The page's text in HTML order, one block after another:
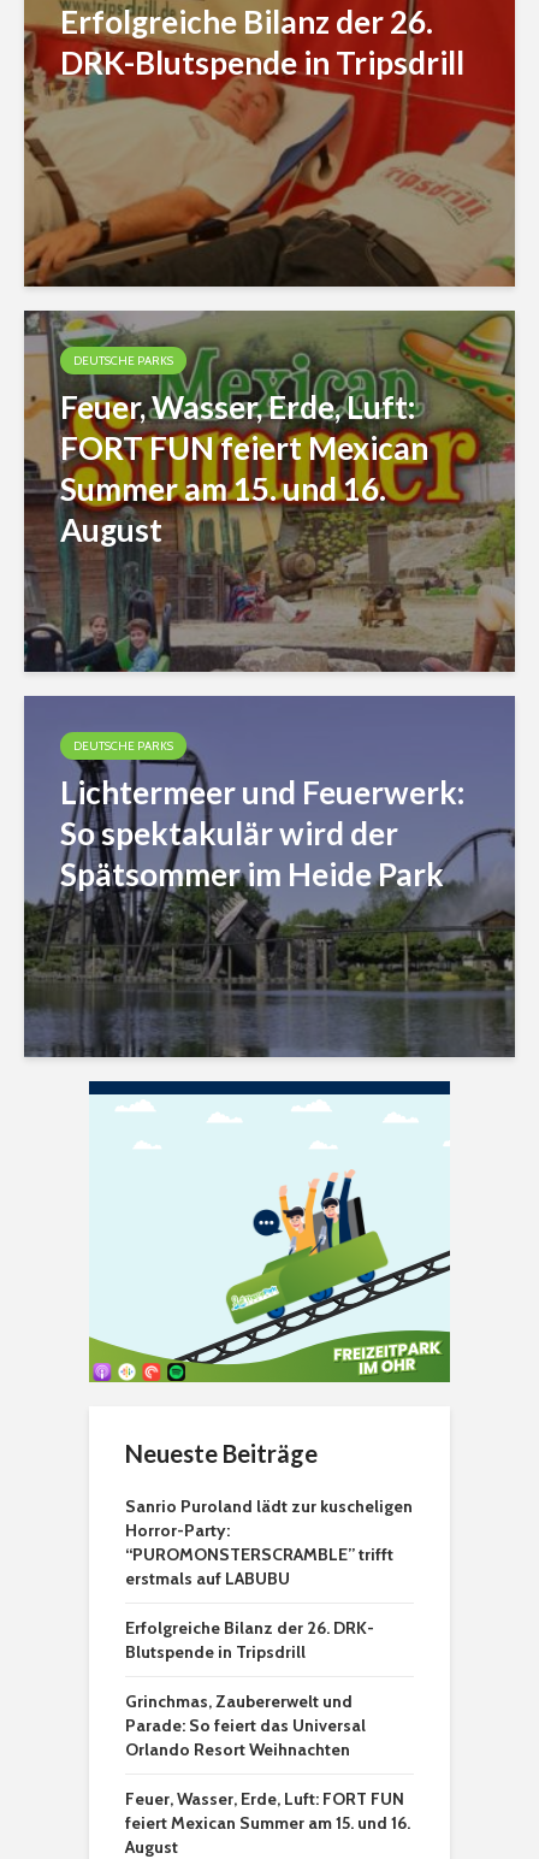
Erfolgreiche Bilanz der 26.
DRK-Blutspende in Tripsdrill
DEUTSCHE PARKS
Feuer, Wasser, Erde, Luft:
FORT FUN feiert Mexican
Summer am 15. und 16.
August
DEUTSCHE PARKS
Lichtermeer und Feuerwerk:
So spektakulär wird der
Spätsommer im Heide Park
Neueste Beiträge
Sanrio Puroland lädt zur kuscheligen
Horror-Party:
“PUROMONSTERSCRAMBLE” trifft
erstmals auf LABUBU
Erfolgreiche Bilanz der 26. DRK-
Blutspende in Tripsdrill
Grinchmas, Zaubererwelt und
Parade: So feiert das Universal
Orlando Resort Weihnachten
Feuer, Wasser, Erde, Luft: FORT FUN
feiert Mexican Summer am 15. und 16.
August